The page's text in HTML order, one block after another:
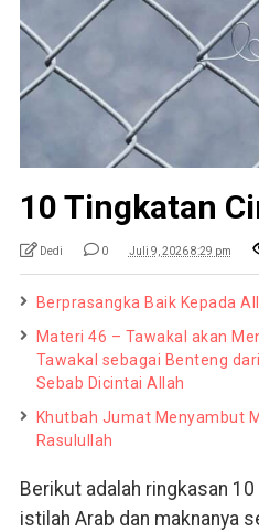
10 Tingkatan
Dedi 0 Juli 9, 2026 8:29 pm
Berprasangka Baik Kepada
Materi 46 – Tawakal akan
Tawakal sebagai Benteng
Sebab Dicintai Allah
Khutbah Jumat Menyambut
Rasulullah
Berikut adalah ringkasan
istilah Arab dan maknanya